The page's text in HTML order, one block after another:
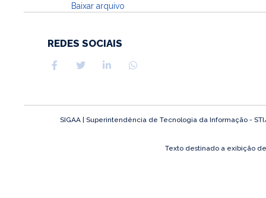
Baixar arquivo
REDES SOCIAIS
SIGAA | Superintendência de Tecnologia da Informação -
Texto destinado a exibição